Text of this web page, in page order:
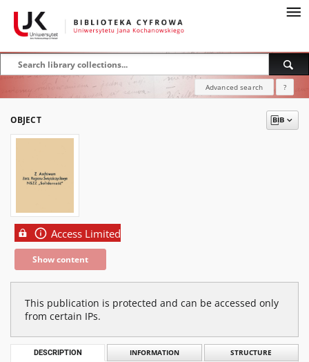
Advanced search ?
OBJECT
Access Limited
Show content
This publication is protected and can be accessed only
from certain IPs.
DESCRIPTION INFORMATION STRUCTURE